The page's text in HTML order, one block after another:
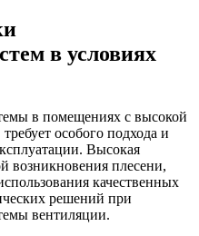
в условиях
в помещениях с высокой
особого подхода и
Высокая
возникновения плесени,
качественных
решений при
вентиляции.